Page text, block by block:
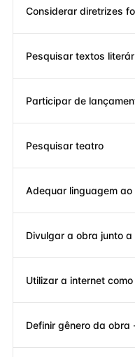
Considerar diretrizes
Pesquisar textos
Participar de
Pesquisar teatro
Adequar linguagem
Divulgar a obra junto
Utilizar a internet
Definir gênero da obra